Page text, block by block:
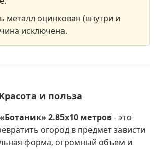
металл оцинкован (внутри и
исключена.
и польза
2.85х10 метров- это
огород в предмет зависти
форма, огромный объем и